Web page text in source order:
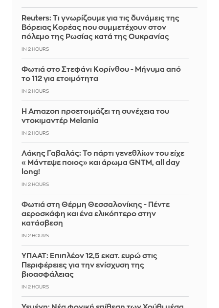
Reuters: Τι γνωρίζουμε για τις δυνάμεις της
Βόρειας Κορέας που συμμετέχουν στον
πόλεμο της Ρωσίας κατά της Ουκρανίας
IN 2 HOURS
Φωτιά στο Στεφάνι Κορίνθου - Μήνυμα από
το 112 για ετοιμότητα
IN 2 HOURS
Η Amazon προετοιμάζει τη συνέχεια του
ντοκιμαντέρ Melania
IN 2 HOURS
Λάκης Γαβαλάς: Το πάρτι γενεθλίων του είχε
«Μάντεψε ποιος» και άρωμα GNTM, all day
long!
IN 2 HOURS
Φωτιά στη Θέρμη Θεσσαλονίκης - Πέντε
αεροσκάφη και ένα ελικόπτερο στην
κατάσβεση
IN 2 HOURS
ΥΠΑΑΤ: Επιπλέον 12,5 εκατ. ευρώ στις
Περιφέρειες για την ενίσχυση της
βιοασφάλειας
IN 2 HOURS